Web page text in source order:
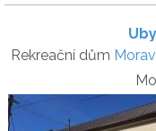
Rekreační dům